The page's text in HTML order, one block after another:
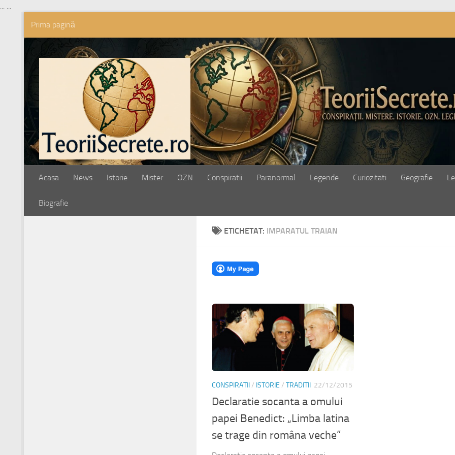
... ...
Skip to content
Prima pagină
Acasa News Istorie Mister OZN Conspiratii Paranormal Legende Curiozitati Geografie
Biografie
ETICHETAT: IMPARATUL TRAIAN
CONSPIRATII/ ISTORIE / TRADITII 22/12/2015
Declaratie socanta a omului
papei Benedict: „Limba latina
se trage din româna veche”